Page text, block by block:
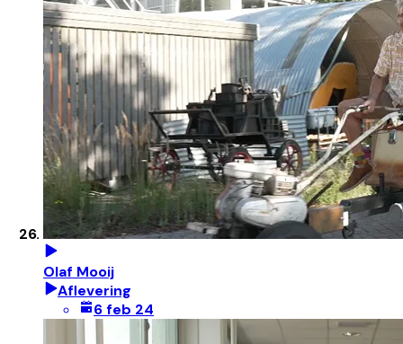
Olaf Mooij
Aflevering
6 feb 24